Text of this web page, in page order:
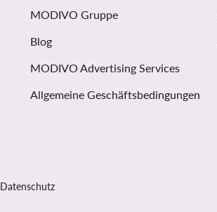
MODIVO Gruppe
Blog
MODIVO Advertising Services
Allgemeine Geschäftsbedingungen
Datenschutz